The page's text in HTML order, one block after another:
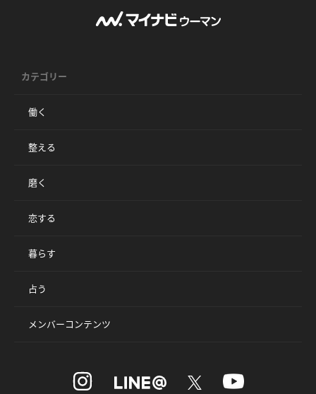
カテゴリー
働く
整える
磨く
恋する
暮らす
占う
メンバーコンテンツ